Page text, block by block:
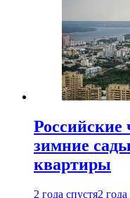
Российские
зимние
квартиры
2 года спустя2 года